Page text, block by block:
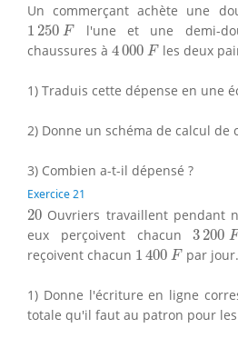
Un commerçant achète une
1 250 F
1 250 F
l'une et une demi-
chaussures à 4000 F
4000 F les deux
1) Traduis cette dépense en une
2) Donne un schéma de calcul de
3) Combien a-t-il dépensé ?
Exercice 21
20
20 Ouvriers travaillent pendant
eux perçoivent chacun3 200 F
3200 F
reçoivent chacun 1 400 F
1 400 F par jour.
1) Donne l'écriture en ligne
totale qu'il faut au patron pour